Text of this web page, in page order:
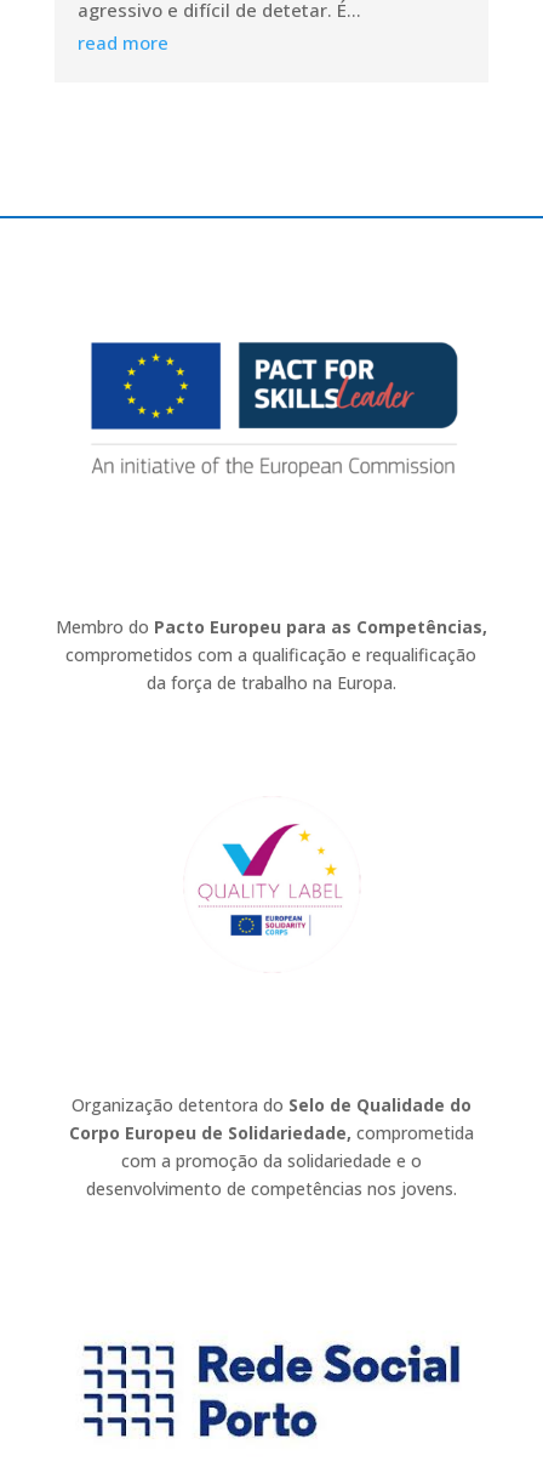
agressivo e difícil de detetar. É...
read more
Membro do Pacto Europeu para as Competências,
comprometidos com a qualificação e requalificação
da força de trabalho na Europa.
Organização detentora do Selo de Qualidade do
Corpo Europeu de Solidariedade, comprometida
com a promoção da solidariedade e o
desenvolvimento de competências nos jovens.